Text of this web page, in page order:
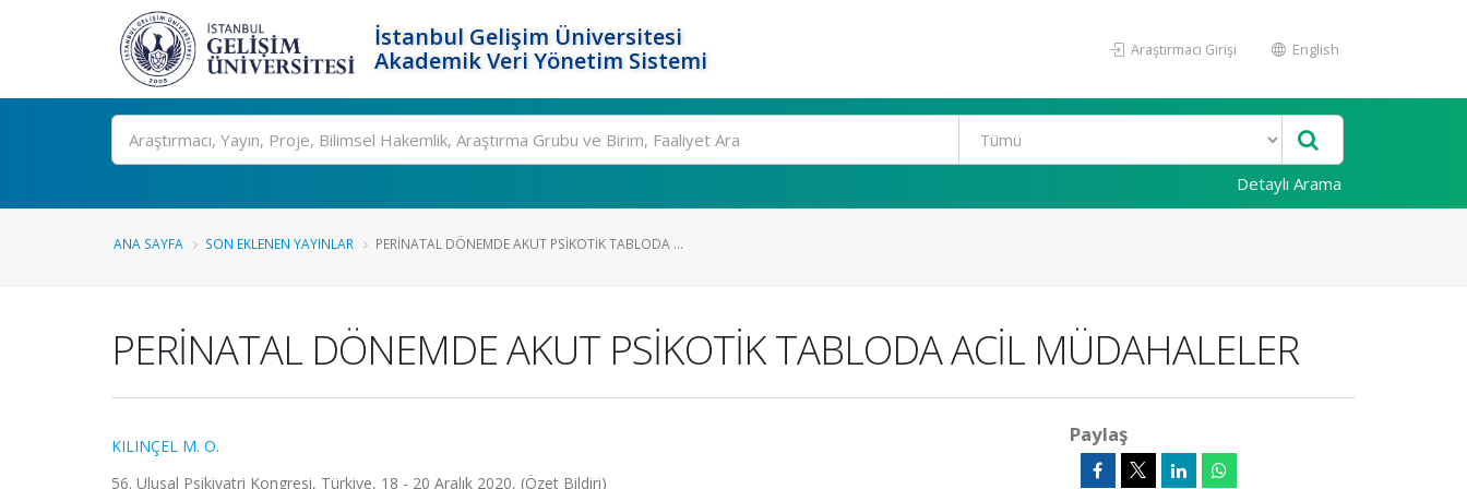
İstanbul Gelişim Üniversitesi
Akademik Veri Yönetim Sistemi
Araştırmacı Girişi English
Ara
Detaylı Arama
ANA SAYFA SON EKLENEN YAYINLAR PERİNATAL DÖNEMDE AKUT PSİKOTİK TABLODA ...
PERİNATAL DÖNEMDE AKUT PSİKOTİK TABLODA ACİL MÜDAHALELER
KILINÇEL M. O.
56. Ulusal Psikiyatri Kongresi, Türkiye, 18 - 20 Aralık 2020, (Özet Bildiri)
Paylaş